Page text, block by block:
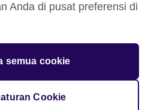
organisation for cultural
A registered charity:
SC037733 (Scotland)
Anda di pusat preferensi di
semua cookie
Cookie